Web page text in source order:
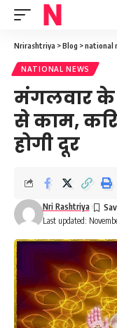
Nrirashtriya >Blog >national
NATIONAL NEWS
मंगलवार
से काम,
होगी दूर
Last updated:
Nri Rashtriya